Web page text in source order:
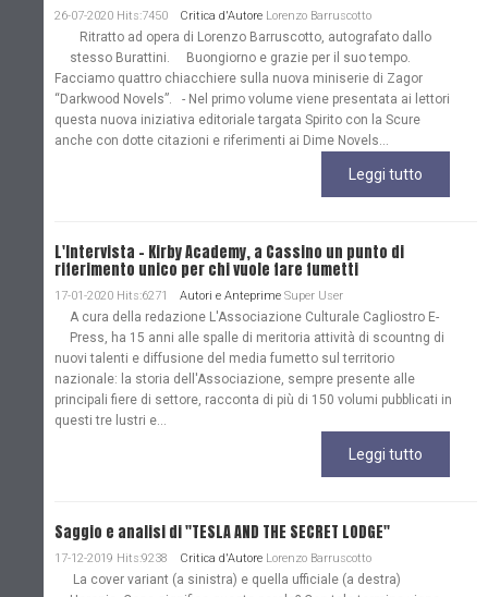
26-07-2020 Hits:7450 Critica d'Autore Lorenzo Barruscotto
Ritratto ad opera di Lorenzo Barruscotto, autografato dallo
stesso Burattini. Buongiorno e grazie per il suo tempo.
Facciamo quattro chiacchiere sulla nuova miniserie di Zagor
“Darkwood Novels”. - Nel primo volume viene presentata ai lettori
questa nuova iniziativa editoriale targata Spirito con la Scure
anche con dotte citazioni e riferimenti ai Dime Novels...
Leggi tutto
L'Intervista - Kirby Academy, a Cassino un punto di
riferimento unico per chi vuole fare fumetti
17-01-2020 Hits:6271 Autori e Anteprime Super User
A cura della redazione L'Associazione Culturale Cagliostro E-
Press, ha 15 anni alle spalle di meritoria attività di scountng di
nuovi talenti e diffusione del media fumetto sul territorio
nazionale: la storia dell'Associazione, sempre presente alle
principali fiere di settore, racconta di più di 150 volumi pubblicati in
questi tre lustri e...
Leggi tutto
Saggio e analisi di "TESLA AND THE SECRET LODGE"
17-12-2019 Hits:9238 Critica d'Autore Lorenzo Barruscotto
La cover variant (a sinistra) e quella ufficiale (a destra)